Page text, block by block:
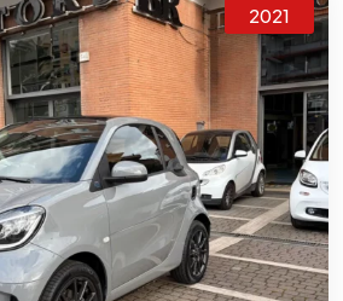
2021